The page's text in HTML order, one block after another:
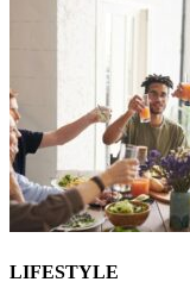
LIFESTYLE